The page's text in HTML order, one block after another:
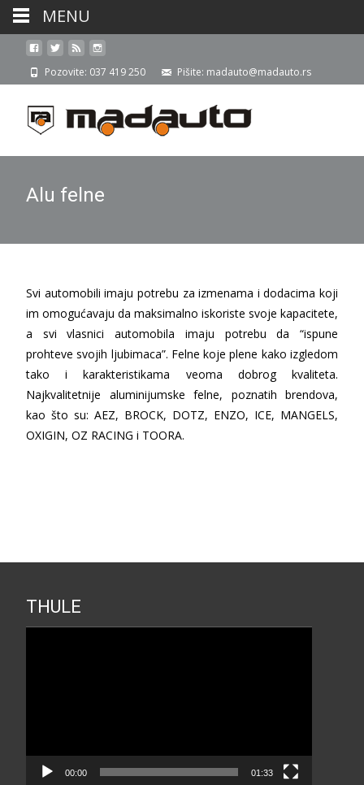
Pozovite: 037 419 250 Pišite: madauto@madauto.rs
Alu felne
Svi automobili imaju potrebu za izmenama i dodacima koji
im omogućavaju da maksimalno iskoriste svoje kapacitete,
a svi vlasnici automobila imaju potrebu da “ispune
prohteve svojih ljubimaca”. Felne koje plene kako izgledom
tako i karakteristikama veoma dobrog kvaliteta.
Najkvalitetnije aluminijumske felne, poznatih brendova,
kao što su: AEZ, BROCK, DOTZ, ENZO, ICE, MANGELS,
OXIGIN, OZ RACING i TOORA.
THULE
00:00 01:33
MENU